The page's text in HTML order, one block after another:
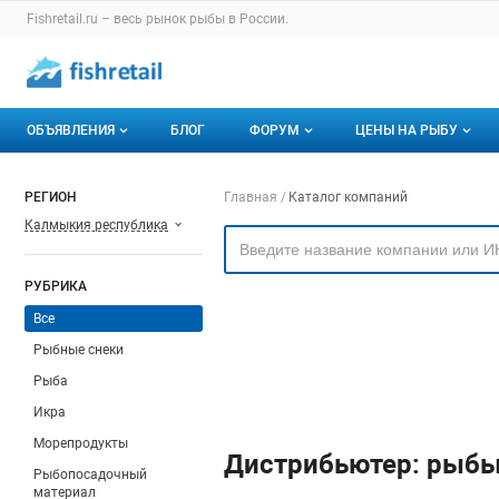
Раздел навигации по сайту fishretail.ru
Fishretail.ru – весь рынок рыбы в России.
Авторизация и меню пользователя
Навигация по разделам сайта fishretail.ru
ОБЪЯВЛЕНИЯ
Горячее предложение
БЛОГ ФОРУМ
Избранные
С моим участием
ЦЕНЫ НА РЫБУ
Актуальные
Динамика цен
РЕГИОН
Калмыкия республика
РУБРИКА
Все
Рыбные снеки
Рыба
Икра
Морепродукты
Рыбопосадочный
материал
Навигация по
Главная Каталог компаний
Дистрибьютер: